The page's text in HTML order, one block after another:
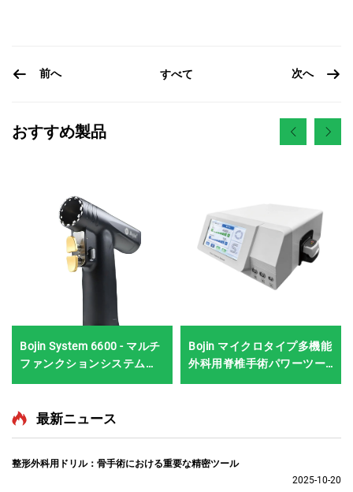
前へ すべて 次へ
おすすめ製品
Bojin System 6600 - マルチ
ファンクションシステム
ン）
Bojin マイクロタイプ多機能
外科用脊椎手術パワーツー
最新ニュース
整形外科用ドリル：骨手術における重要な精密ツール
2025-10-20